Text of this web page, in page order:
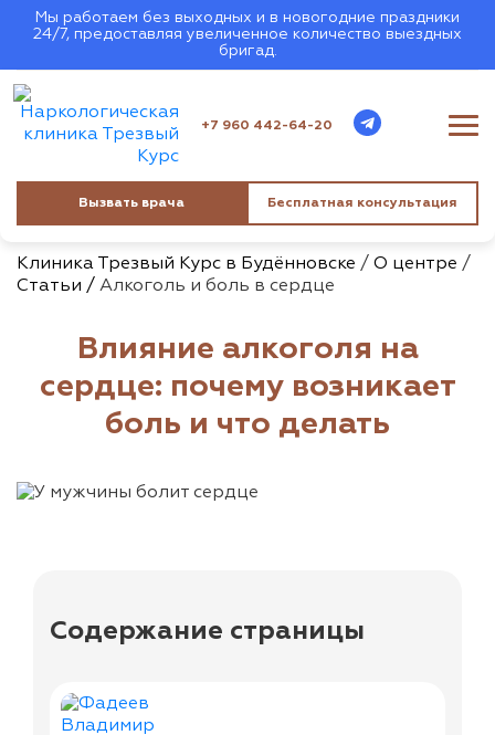
Мы работаем без выходных и в новогодние праздники
24/7, предоставляя увеличенное количество выездных
бригад.
+7 960 442-64-20
Вызвать врача Бесплатная консультация
Клиника Трезвый Курс в Будённовске / О центре /
Статьи / Алкоголь и боль в сердце
Влияние алкоголя на
сердце: почему возникает
боль и что делать
Содержание страницы